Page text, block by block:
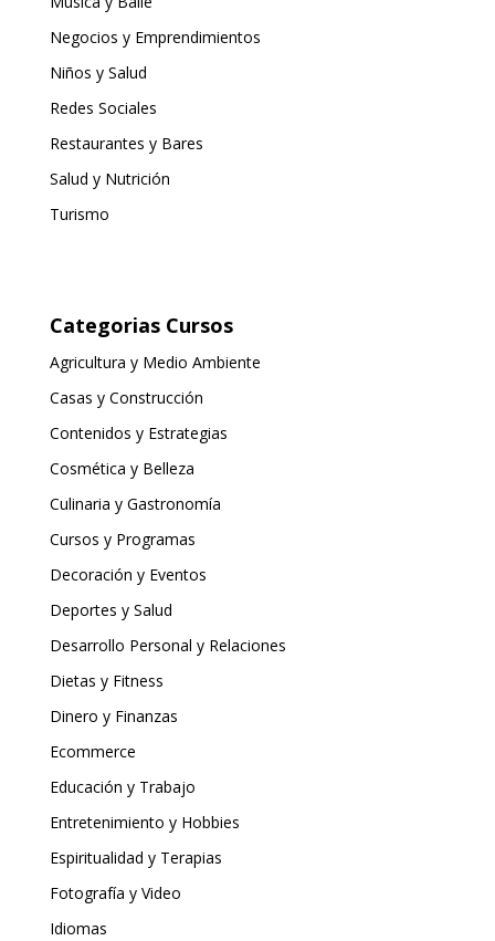
Negocios y Emprendimientos
Niños y Salud
Redes Sociales
Restaurantes y Bares
Salud y Nutrición
Turismo
Categorias Cursos
Agricultura y Medio Ambiente
Casas y Construcción
Contenidos y Estrategias
Cosmética y Belleza
Culinaria y Gastronomía
Cursos y Programas
Decoración y Eventos
Deportes y Salud
Desarrollo Personal y Relaciones
Dietas y Fitness
Dinero y Finanzas
Ecommerce
Educación y Trabajo
Entretenimiento y Hobbies
Espiritualidad y Terapias
Fotografía y Video
Idiomas